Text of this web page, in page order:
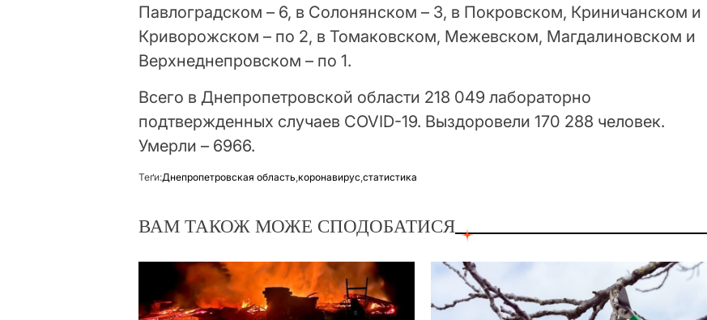
Павлоградском – 6, в Солонянском – 3, в Покровском, Криничанском и
Криворожском – по 2, в Томаковском, Межевском, Магдалиновском и
Верхнеднепровском – по 1.
Всего в Днепропетровской области 218 049 лабораторно
подтвержденных случаев COVID-19. Выздоровели 170 288 человек.
Умерли – 6966.
Теґи:Днепропетровская область коронавирус ,статистика
ВАМ ТАКОЖ МОЖЕ СПОДОБАТИСЯ